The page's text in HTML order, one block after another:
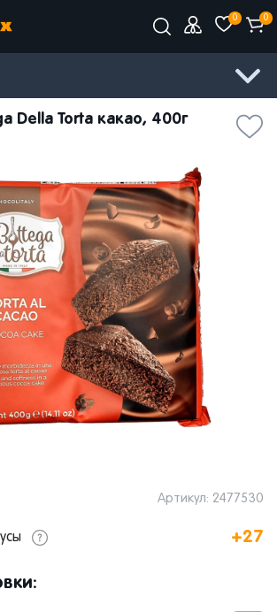
0 0
Della Torta какао, 400г
Артикул: 2477530
+27